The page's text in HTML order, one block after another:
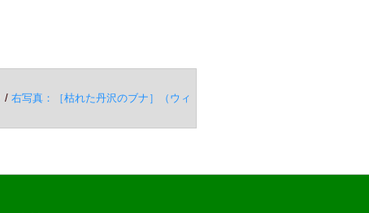
/ 右写真：［枯れた丹沢のブナ］（ウィ